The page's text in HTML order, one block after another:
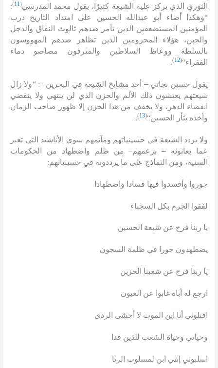
الثوري الذي يركز عليه الشيعة كثيرًا، يقول محمد المدرسي(
11
)
:
“وهكذا أضاء أبو عبدالله الحسين على امتداد التاريخ درب
المؤمنين المستضعفين الذين تآمر ضدهم ثالوث النفاق والدجل
والجبن، هؤلاء المحرومين الذين تظاهر ضدهم المهووسون
بالسلطة ووعاظ السلاطين والمترفون مصاصو دماء
الفقراء“
(
12
)
.
يقول حسين نجاتي – أحد مشايخ الشيعة في البحرين– : “ولا زال
شيعتهم يعيشون ذلك الألم والحزن الذي لن ينتهي ولا ينقضي
انقضاء الدهر، ولا يخفف من هذا الحزن إلا ظهور صاحب الزمان
وأخذه بثأر الحسين“
(
13
)
.
ولا يردد الشيعة في حسينياتهم ومآتمهم سوى الأناشيد التي تعبر
عما يعانونه – بزعمهم– من ظلم واضطهاد من الحكومات
السنية، ومن النماذج على ما يرددونه في حسينياتهم:
جوروا وأفسدوا فيها فسادا واضطهادا
لفقوا الجرم بكل السجناء
يا ربنا فرج عن شيعة الحسين
يضطهدون جورا في ظلمة السجون
يا ربنا فرج عن شعبنا الحزين
ارجع له أباة غابوا عن العيون
اقتلوني أنا ابن الموت لا أخشى الردى
وحياتي وحياة الشعب للدين فدا
اسلبوني إنني ابن لمسلوب الرثا